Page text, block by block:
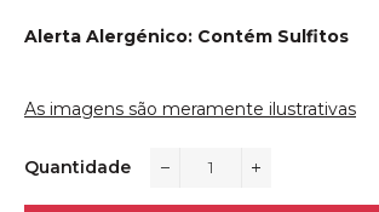
Alerta Alergénico: Contém Sulfitos
As imagens são meramente ilustrativas
Quantidade